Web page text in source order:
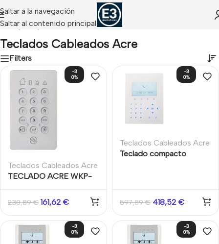
Saltar a la navegación
Saltar al contenido principal
Inicio/ Acre/Teclados Cableados Acre
Teclados Cableados Acre
Filters
-3
0%
Teclados Cableados Acre
TECLADO ACRE WKP-
SIM wireless keypad
230,89€ 161,62 €
-3
0%
Teclados Cableados Acre
Teclado compacto
597,89€ 418,52 €
-3
0%
-3
0%